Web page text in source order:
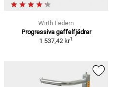
Wirth Federn
Progressiva gaffelfjädrar
1 537,42 kr1